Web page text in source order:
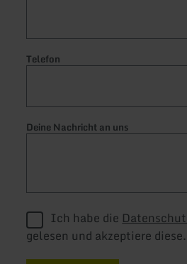
Telefon
Deine Nachricht an uns
Ich habe die
gelesen und akzeptiere diese.